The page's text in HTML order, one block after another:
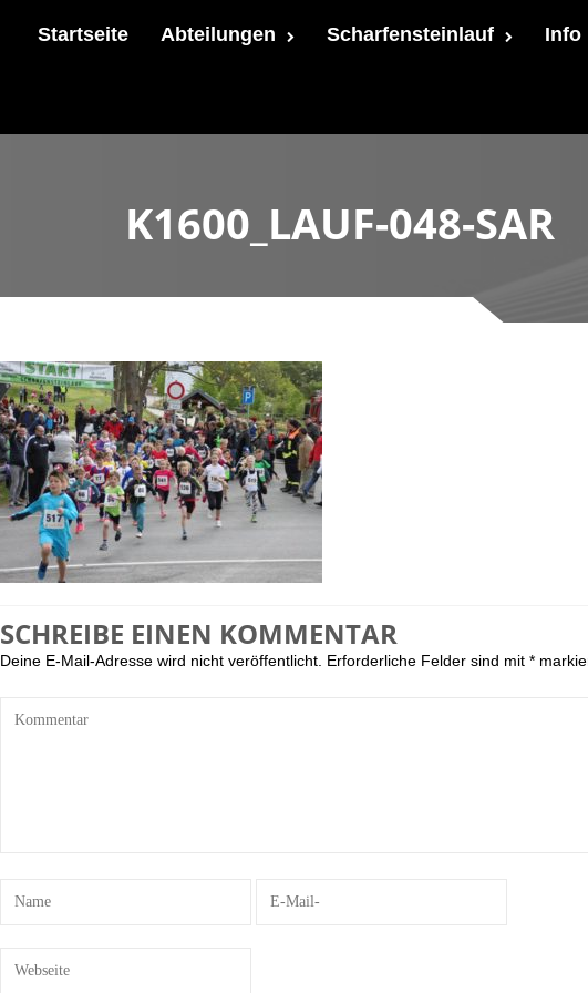
Startseite Abteilungen Scharfensteinlauf Info
K1600_LAUF-048-SAR
SCHREIBE EINEN KOMMENTAR
Deine E-Mail-Adresse wird nicht veröffentlicht. Erforderliche Felder sind mit *